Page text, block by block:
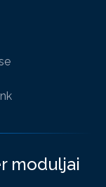
moduljai